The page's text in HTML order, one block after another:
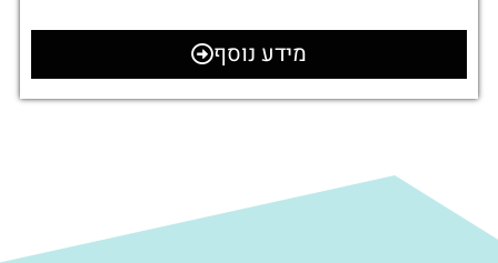
מידע נוסף